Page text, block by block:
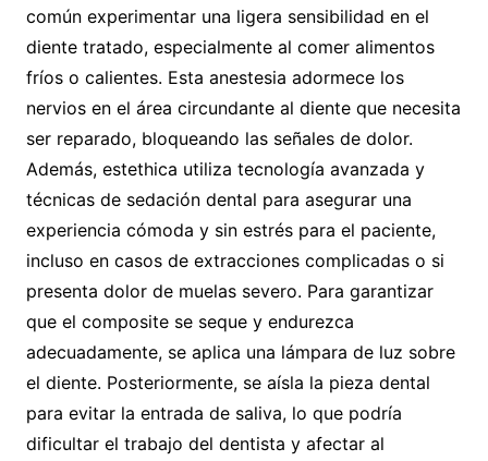
común experimentar una ligera sensibilidad en el
diente tratado, especialmente al comer alimentos
fríos o calientes. Esta anestesia adormece los
nervios en el área circundante al diente que necesita
ser reparado, bloqueando las señales de dolor.
Además, estethica utiliza tecnología avanzada y
técnicas de sedación dental para asegurar una
experiencia cómoda y sin estrés para el paciente,
incluso en casos de extracciones complicadas o si
presenta dolor de muelas severo. Para garantizar
que el composite se seque y endurezca
adecuadamente, se aplica una lámpara de luz sobre
el diente. Posteriormente, se aísla la pieza dental
para evitar la entrada de saliva, lo que podría
dificultar el trabajo del dentista y afectar al